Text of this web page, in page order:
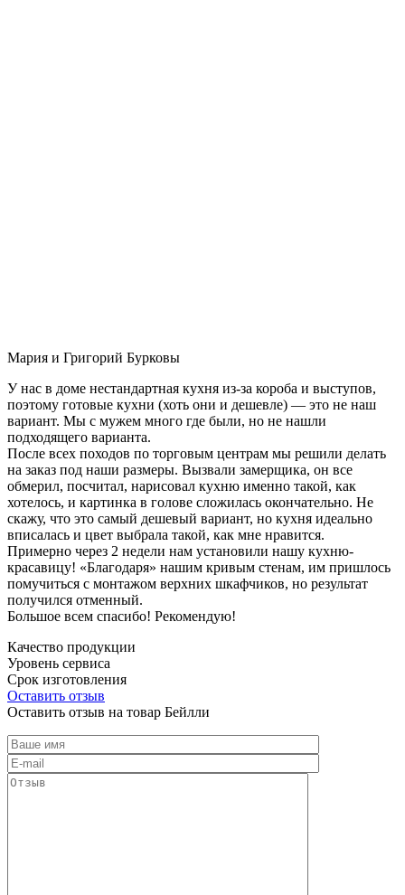
Мария и Григорий Бурковы
У нас в доме нестандартная кухня из-за короба и выступов,
поэтому готовые кухни (хоть они и дешевле) — это не наш
вариант. Мы с мужем много где были, но не нашли
подходящего варианта.
После всех походов по торговым центрам мы решили делать
на заказ под наши размеры. Вызвали замерщика, он все
обмерил, посчитал, нарисовал кухню именно такой, как
хотелось, и картинка в голове сложилась окончательно. Не
скажу, что это самый дешевый вариант, но кухня идеально
вписалась и цвет выбрала такой, как мне нравится.
Примерно через 2 недели нам установили нашу кухню-
красавицу! «Благодаря» нашим кривым стенам, им пришлось
помучиться с монтажом верхних шкафчиков, но результат
получился отменный.
Большое всем спасибо! Рекомендую!
Качество продукции
Уровень сервиса
Срок изготовления
Оставить отзыв
Оставить отзыв на товар Бейлли